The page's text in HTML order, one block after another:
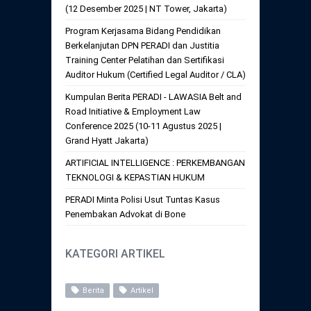
Perubahan Peraturan Perpindahan Domisili
Anggota
Daftar Perkara Dewan Kehormatan Pusat
Daftar Perkara Dewan Kehormatan Daerah
(12 Desember 2025 | NT Tower, Jakarta)
Program Kerjasama Bidang Pendidikan
Berkelanjutan DPN PERADI dan Justitia
Training Center Pelatihan dan Sertifikasi
Auditor Hukum (Certified Legal Auditor / CLA)
Kumpulan Berita PERADI - LAWASIA Belt and
Road Initiative & Employment Law
Conference 2025 (10-11 Agustus 2025 |
Grand Hyatt Jakarta)
ARTIFICIAL INTELLIGENCE : PERKEMBANGAN
TEKNOLOGI & KEPASTIAN HUKUM
PERADI Minta Polisi Usut Tuntas Kasus
Penembakan Advokat di Bone
KATEGORI ARTIKEL
Berita Artikel